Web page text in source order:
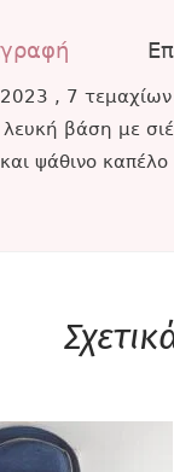
, 7
βάση με
ψάθινο